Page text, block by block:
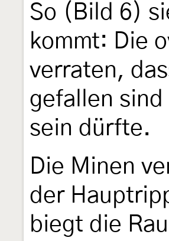
So (Bild 6)
kommt: Die
verraten,
gefallen
sein dürfte.
Die Minen
der
biegt die